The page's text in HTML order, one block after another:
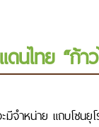
ดนไทย “ก้
จำหน่าย แถบโซนยุ